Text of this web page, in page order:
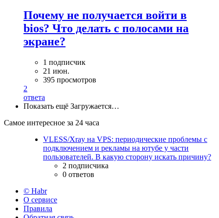
Почему не получается войти в
bios? Что делать с полосами на
экране?
1 подписчик
21 июн.
395 просмотров
2
ответа
Показать ещё Загружается…
Самое интересное за 24 часа
VLESS/Xray на VPS: периодические проблемы с
подключением и рекламы на ютубе у части
пользователей. В какую сторону искать причину?
2 подписчика
0 ответов
© Habr
О сервисе
Правила